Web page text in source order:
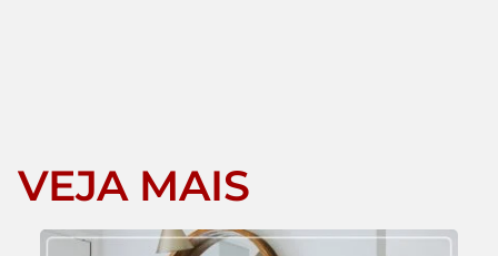
VEJA MAIS